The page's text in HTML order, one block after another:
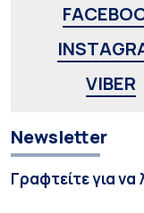
VIBER
Newsletter
Γραφτείτε για